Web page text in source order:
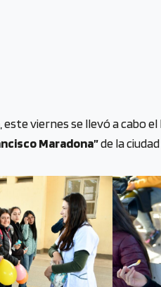
, este viernes se llevó a cabo
Maradona”de la